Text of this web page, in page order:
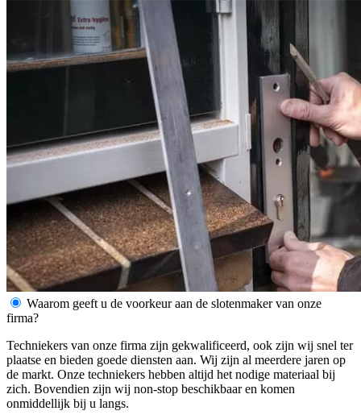
Waarom geeft u de voorkeur aan de slotenmaker van onze
firma?
Techniekers van onze firma zijn gekwalificeerd, ook zijn wij snel ter
plaatse en bieden goede diensten aan. Wij zijn al meerdere jaren op
de markt. Onze techniekers hebben altijd het nodige materiaal bij
zich. Bovendien zijn wij non-stop beschikbaar en komen
onmiddellijk bij u langs.